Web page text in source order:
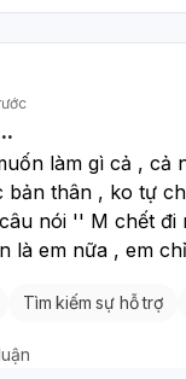
hoặc người khác,
một mình,
làm gì cả ,
bản thân , ko tự
nói '' M chết đi
là em nữa , em
Tìm kiếm sự hỗ trợ